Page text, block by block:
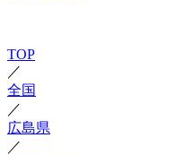
TOP
／
全国
／
広島県
／